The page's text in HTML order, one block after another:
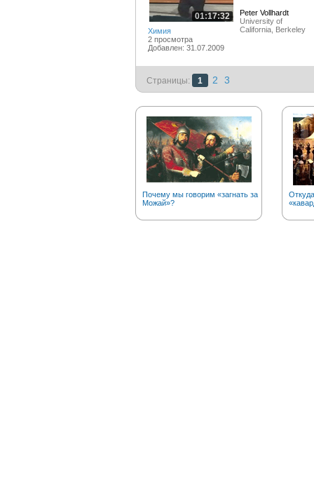
01:17:32
Химия
2 просмотра
Добавлен: 31.07.2009
Peter Vollhardt
University of
California, Berkeley
Страницы: 1 2 3
Почему мы говорим «загнать за
Можай»?